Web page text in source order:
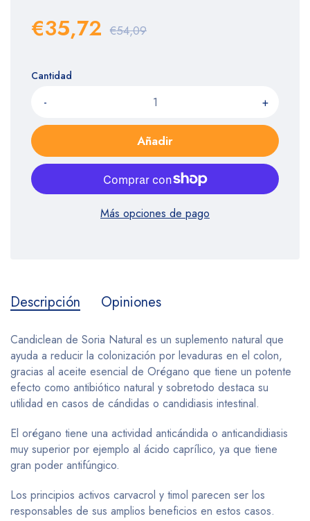
€35,72 €54,09
Cantidad
- +
Añadir
Más opciones de pago
Descripción Opiniones
Candiclean de Soria Natural es un suplemento natural que
ayuda a reducir la colonización por levaduras en el colon,
gracias al aceite esencial de Orégano que tiene un potente
efecto como antibiótico natural y sobretodo destaca su
utilidad en casos de cándidas o candidiasis intestinal.
El orégano tiene una actividad anticándida o anticandidiasis
muy superior por ejemplo al ácido caprílico, ya que tiene
gran poder antifúngico.
Los principios activos carvacrol y timol parecen ser los
responsables de sus amplios beneficios en estos casos.